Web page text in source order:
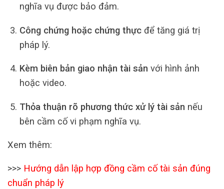
nghĩa vụ được bảo đảm.
Công chứng hoặc chứng thựcđể tăng giá trị
pháp lý.
Kèm biên bản giao nhận tài sản với hình ảnh
hoặc video.
Thỏa thuận rõ phương thức xử lý tài sản nếu
bên cầm cố vi phạm nghĩa vụ.
Xem thêm:
>>> Hướng dẫn lập hợp đồng cầm cố tài sản đúng
chuẩn pháp lý